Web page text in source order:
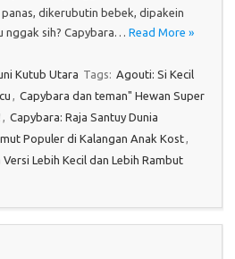
dikerubutin bebek, dipakein
sih? Capybara… Read More »
Kutub Utara Tags: Agouti: Si Kecil
Capybara dan teman" Hewan Super
Capybara: Raja Santuy Dunia
Populer di Kalangan Anak Kost
Lebih Kecil dan Lebih Rambut